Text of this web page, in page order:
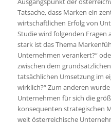
Tatsache, dass Marken ein
wirtschaftlichen Erfolg von
Studie wird folgenden Fragen
stark ist das Thema
Unternehmen verankert?“
zwischen dem
tatsächlichen Umsetzung im
wirklich?“ Zum anderen
Unternehmen für sich die
konsequenten strategischen
weit österreichische